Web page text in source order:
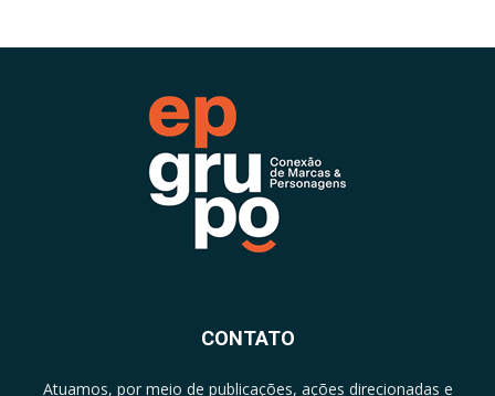
CONTATO
Atuamos, por meio de publicações, ações direcionadas e